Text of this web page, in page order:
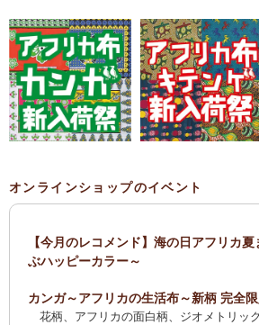
オンラインショップのイベント
【今月のレコメンド】海の日アフリカ
ぶハッピーカラー～
カンガ～アフリカの生活布～新柄 完全限
花柄、アフリカの面白柄、ジオメトリッ